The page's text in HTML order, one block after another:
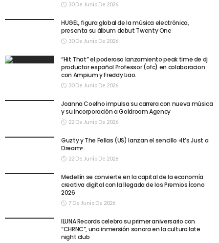
30 De Junio De 2026
HUGEL, figura global de la música electrónica,
presenta su álbum debut Twenty One
30 De Junio De 2026
“Hit That” el poderoso lanzamiento peak time de dj
productor español Professor (ofc) en colaboracion
con Ampium y Freddy Liao.
30 De Junio De 2026
Joanna Coelho impulsa su carrera con nueva música
y su incorporación a Goldroom Agency
22 De Junio De 2026
Guzty y The Fellas (US) lanzan el sencillo «It’s Just a
Dream».
22 De Junio De 2026
Medellín se convierte en la capital de la economía
creativa digital con la llegada de los Premios Ícono
2026
7 De Junio De 2026
ILUNA Records celebra su primer aniversario con
“CHRNC”, una inmersión sonora en la cultura late
night club